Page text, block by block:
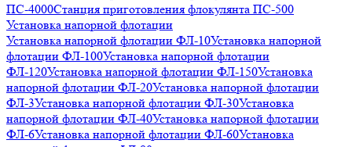
ПС-4000Станция приготовления флокулянта ПС-500
Установка напорной флотации
Установка напорной флотации ФЛ-10Установка напорной
флотации ФЛ-100Установка напорной флотации
ФЛ-120Установка напорной флотации ФЛ-150Установка
напорной флотации ФЛ-20Установка напорной флотации
ФЛ-3Установка напорной флотации ФЛ-30Установка
напорной флотации ФЛ-40Установка напорной флотации
ФЛ-6Установка напорной флотации ФЛ-60Установка